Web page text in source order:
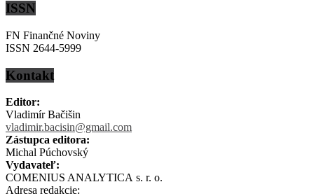
ISSN
FN Finančné Noviny
ISSN 2644-5999
Kontakt
Editor:
Vladimír Bačišin
vladimir.bacisin@gmail.com
Zástupca editora:
Michal Púchovský
Vydavateľ:
COMENIUS ANALYTICA s. r. o.
Adresa redakcie: